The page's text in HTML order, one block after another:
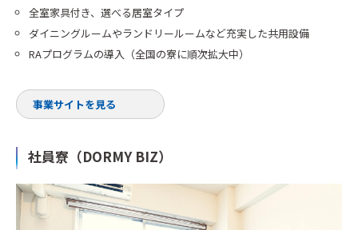
全室家具付き、選べる居室タイプ
ダイニングルームやランドリールームなど充実した共用設備
RAプログラムの導入（全国の寮に順次拡大中）
事業サイトを見る
社員寮（DORMY BIZ）